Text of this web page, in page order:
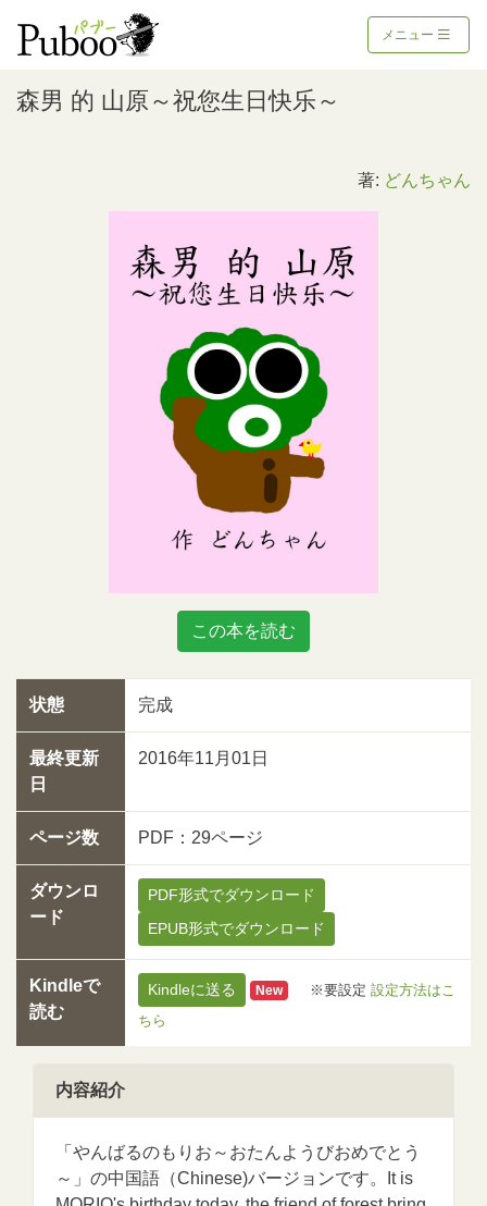
メニュー
森男 的 山原～祝您生日快乐～
著: どんちゃん
この本を読む
状態 完成
最終更新
日
2016年11月01日
ページ数 PDF：29ページ
ダウンロ
ード
PDF形式でダウンロード
EPUB形式でダウンロード
Kindleで
読む
Kindleに送る New ※要設定 設定方法はこ
ちら
内容紹介
「やんばるのもりお～おたんようびおめでとう
～」の中国語（Chinese)バージョンです。It is